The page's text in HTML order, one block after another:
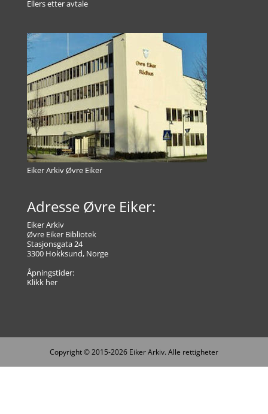
Ellers etter avtale
Eiker Arkiv Øvre Eiker
Adresse Øvre Eiker:
Eiker Arkiv
Øvre Eiker Bibliotek
Stasjonsgata 24
3300 Hokksund, Norge
Åpningstider:
Klikk her
Copyright © 2015-2026 Eiker Arkiv. Alle rettigheter